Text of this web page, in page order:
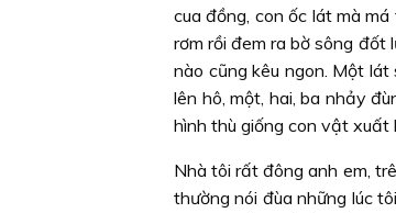
cua đồng, con ốc lát mà
rơm rồi đem ra bờ sông đốt
nào cũng kêu ngon. Một
lên hô, một, hai, ba nhảy
hình thù giống con vật xuất
Nhà tôi rất đông anh em,
thường nói đùa những lúc